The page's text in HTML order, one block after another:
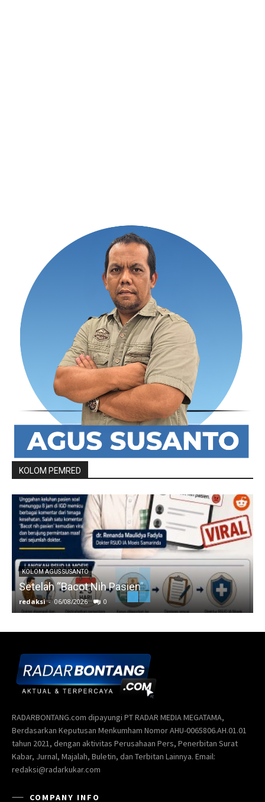
KOLOM PEMRED
KOLOM AGUS SUSANTO
Setelah “Bacot Nih Pasien”
redaksi - 06/08/2026 0